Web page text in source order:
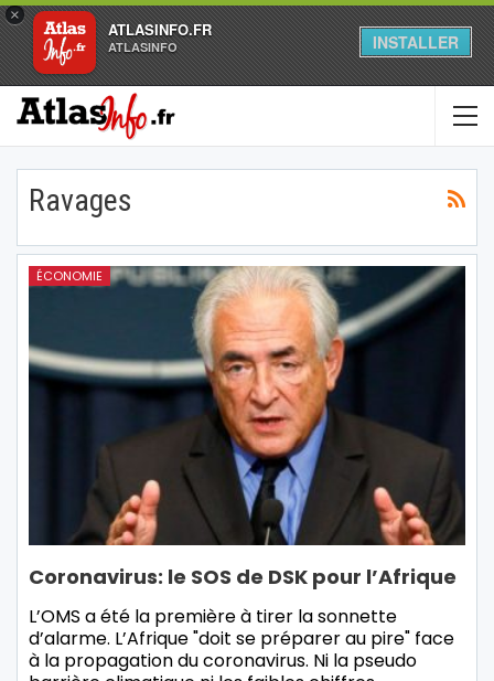
×
ATLASINFO.FR
ATLASINFO INSTALLER
Ravages
ÉCONOMIE
Coronavirus: le SOS de DSK pour l’Afrique
L’OMS a été la première à tirer la sonnette
d’alarme. L’Afrique "doit se préparer au pire" face
à la propagation du coronavirus. Ni la pseudo